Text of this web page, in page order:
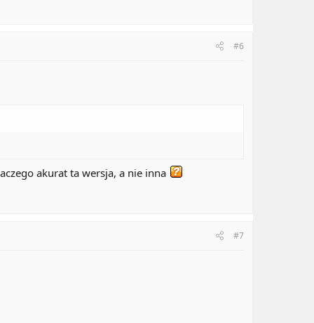
#6
akurat ta wersja, a nie inna
#7